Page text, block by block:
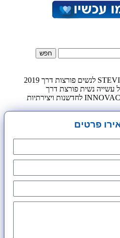
זוכת הפרס העולמי INNOVACTION לחדשנות ויצירתיות
פרטים